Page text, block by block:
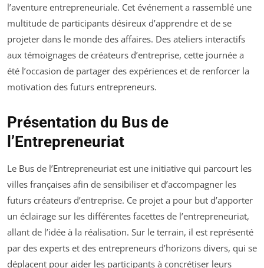
l’aventure entrepreneuriale. Cet événement a rassemblé une
multitude de participants désireux d’apprendre et de se
projeter dans le monde des affaires. Des ateliers interactifs
aux témoignages de créateurs d’entreprise, cette journée a
été l’occasion de partager des expériences et de renforcer la
motivation des futurs entrepreneurs.
Présentation du Bus de
l’Entrepreneuriat
Le Bus de l’Entrepreneuriat est une initiative qui parcourt les
villes françaises afin de sensibiliser et d’accompagner les
futurs créateurs d’entreprise. Ce projet a pour but d’apporter
un éclairage sur les différentes facettes de l’entrepreneuriat,
allant de l’idée à la réalisation. Sur le terrain, il est représenté
par des experts et des entrepreneurs d’horizons divers, qui se
déplacent pour aider les participants à concrétiser leurs